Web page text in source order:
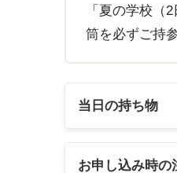
「夏の学校（
筒を必ずご持
当日の持ち物
お申し込み時の